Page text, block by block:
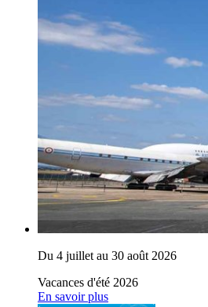
Du 4 juillet au 30 août 2026
Vacances d'été 2026
En savoir plus